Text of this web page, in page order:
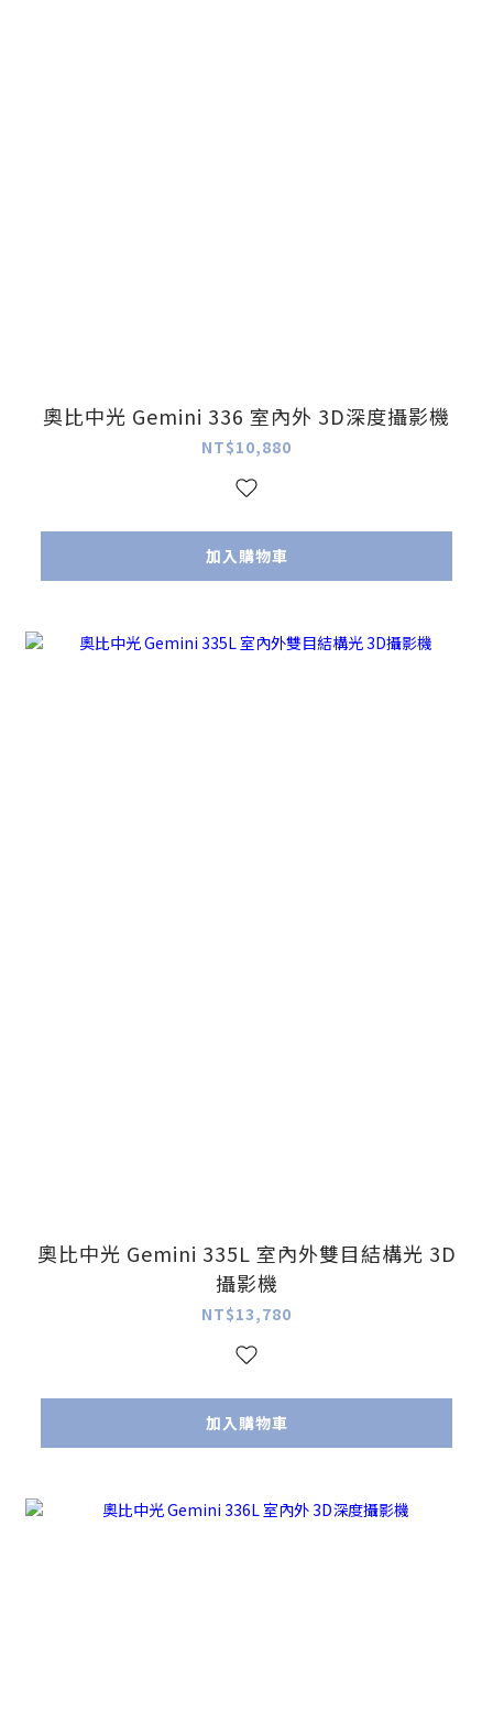
奧比中光 Gemini 336 室內外 3D深度攝影機
NT$10,880
加入購物車
奧比中光 Gemini 335L 室內外雙目結構光 3D
攝影機
NT$13,780
加入購物車